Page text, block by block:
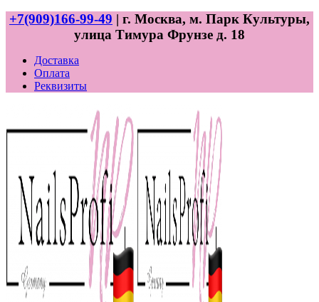
+7(909)166-99-49 | г. Москва, м. Парк Культуры,
улица Тимура Фрунзе д. 18
Доставка
Оплата
Реквизиты